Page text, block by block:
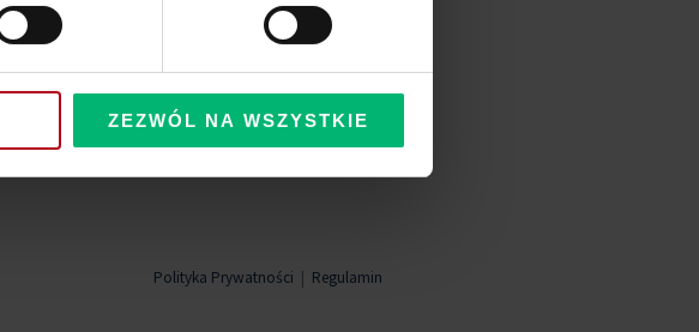
ZEZWÓL NA WSZYSTKIE
Polityka Prywatności | Regulamin